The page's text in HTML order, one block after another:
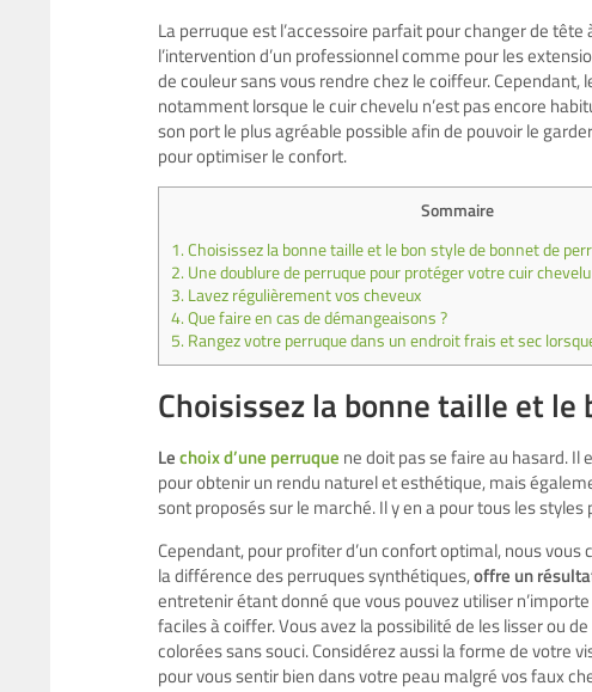
La perruque est l’accessoire parfait pour changer de tête
l’intervention d’un professionnel comme pour les
de couleur sans vous rendre chez le coiffeur.
notamment lorsque le cuir chevelu n’est pas encore
son port le plus agréable possible afin de pouvoir le
pour optimiser le confort.
Sommaire
1.Choisissez la bonne taille et le bon style de bonnet de
2. Une doublure de perruque pour protéger votre cuir
3. Lavez régulièrement vos cheveux
4.Que faire en cas de démangeaisons ?
5. Rangez votre perruque dans un endroit frais et sec
Choisissez la bonne taille et
Lechoix d’une perruque ne doit pas se faire au hasard.
pour obtenir un rendu naturel et esthétique, mais
sont proposés sur le marché. Il y en a pour tous les
Cependant, pour profiter d’un confort optimal, nous vous
la différence des perruques synthétiques,offre un
entretenir étant donné que vous pouvez utiliser
faciles à coiffer. Vous avez la possibilité de les lisser ou
colorées sans souci. Considérez aussi la forme de votre
pour vous sentir bien dans votre peau malgré vos faux